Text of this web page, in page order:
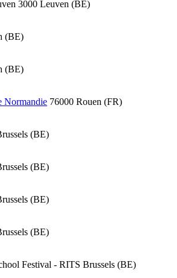
3000 Leuven (BE)
(BE)
(BE)
Normandie 76000 Rouen (FR)
(BE)
(BE)
(BE)
(BE)
Festival - RITS Brussels (BE)